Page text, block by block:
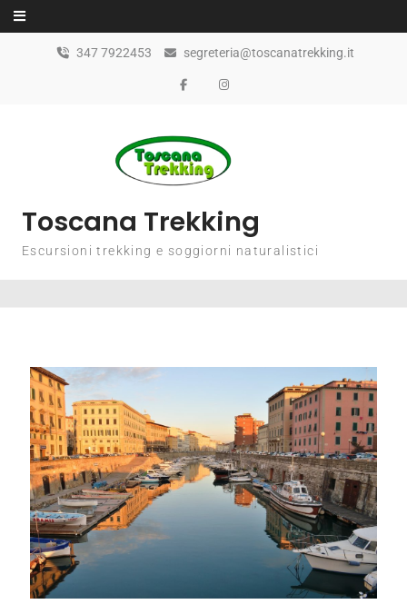
347 7922453 segreteria@toscanatrekking.it
Toscana Trekking
Escursioni trekking e soggiorni naturalistici